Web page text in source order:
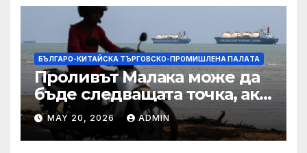
БЪЛГАРО-КИТАЙСКА ТЪРГОВСКО-ПРОМИШЛЕНА ПАЛAТА
Проливът Малака може да
бъде следващата точка, ако
Азия не внимава
MAY 20, 2026 ADMIN